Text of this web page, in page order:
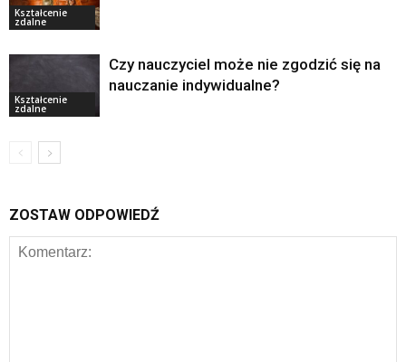
Kształcenie
zdalne
Kształcenie
zdalne
Czy nauczyciel może nie zgodzić się na
nauczanie indywidualne?
ZOSTAW ODPOWIEDŹ